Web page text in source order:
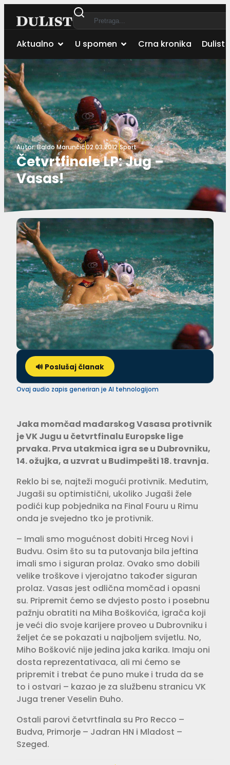
Aktualno U spomen Crna kronika Dulist
Autor:Baldo Marunčić02.03.2012.Sport
Četvrtfinale LP: Jug –
Vasas!
🔊 Poslušaj članak
Ovaj audio zapis generiran je AI tehnologijom
Jaka momčad mađarskog Vasasa protivnik
je VK Jugu u četvrtfinalu Europske lige
prvaka. Prva utakmica igra se u Dubrovniku,
14. ožujka, a uzvrat u Budimpešti 18. travnja.
Reklo bi se, najteži mogući protivnik. Međutim,
Jugaši su optimistični, ukoliko Jugaši žele
podići kup pobjednika na Final Fouru u Rimu
onda je svejedno tko je protivnik.
– Imali smo mogućnost dobiti Hrceg Novi i
Budvu. Osim što su ta putovanja bila jeftina
imali smo i siguran prolaz. Ovako smo dobili
velike troškove i vjerojatno također siguran
prolaz. Vasas jest odlična momčad i opasni
su. Pripremit ćemo se dvjesto posto i posebnu
pažnju obratiti na Miha Boškovića, igrača koji
je veći dio svoje karijere proveo u Dubrovniku i
željet će se pokazati u najboljem svijetlu. No,
Miho Bošković nije jedina jaka karika. Imaju oni
dosta reprezentativaca, ali mi ćemo se
pripremit i trebat će puno muke i truda da se
to i ostvari – kazao je za službenu stranicu VK
Juga trener Veselin Đuho.
Ostali parovi četvrtfinala su Pro Recco –
Budva, Primorje – Jadran HN i Mladost –
Szeged.